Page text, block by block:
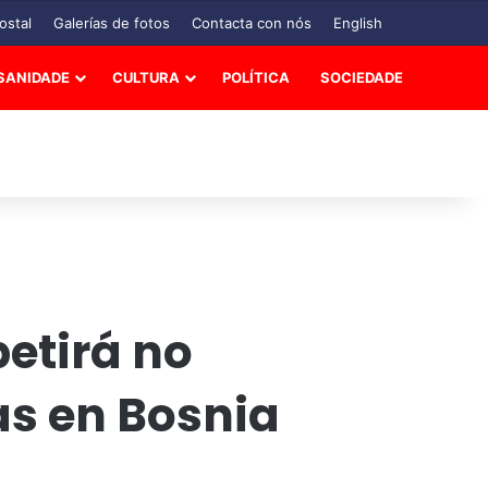
Galerías de fotos Contacta con nós English
CULTURA POLÍTICA SOCIEDADE
no
en Bosnia